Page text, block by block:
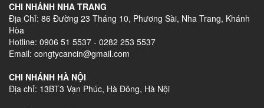
CHI NHÁNH NHA TRANG
Địa Chỉ: 86 Đường 23 Tháng 10, Phương Sài, Nha Trang, Khánh
Hòa
Hotline: 0906 51 5537 - 0282 253 5537
Email: congtycancin@gmail.com
CHI NHÁNH HÀ NỘI
Địa chỉ: 13BT3 Vạn Phúc, Hà Đông, Hà Nội